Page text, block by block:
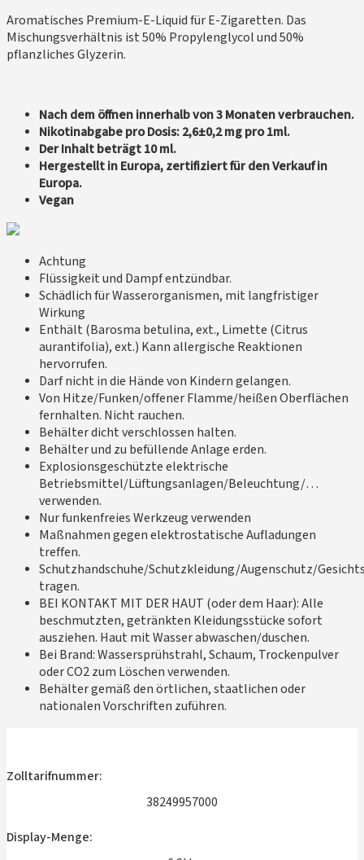
Aromatisches Premium-E-Liquid für E-Zigaretten. Das
Mischungsverhältnis ist 50% Propylenglycol und 50%
pflanzliches Glyzerin.
Nach dem öffnen innerhalb von 3 Monaten verbrauchen.
Nikotinabgabe pro Dosis: 2,6±0,2 mg pro 1ml.
Der Inhalt beträgt 10 ml.
Hergestellt in Europa, zertifiziert für den Verkauf in
Europa.
Vegan
Achtung
Flüssigkeit und Dampf entzündbar.
Schädlich für Wasserorganismen, mit langfristiger
Wirkung
Enthält (Barosma betulina, ext., Limette (Citrus
aurantifolia), ext.) Kann allergische Reaktionen
hervorrufen.
Darf nicht in die Hände von Kindern gelangen.
Von Hitze/Funken/offener Flamme/heißen Oberflächen
fernhalten. Nicht rauchen.
Behälter dicht verschlossen halten.
Behälter und zu befüllende Anlage erden.
Explosionsgeschützte elektrische
Betriebsmittel/Lüftungsanlagen/Beleuchtung/…
verwenden.
Nur funkenfreies Werkzeug verwenden
Maßnahmen gegen elektrostatische Aufladungen
treffen.
Schutzhandschuhe/Schutzkleidung/Augenschutz/
tragen.
BEI KONTAKT MIT DER HAUT (oder dem Haar): Alle
beschmutzten, getränkten Kleidungsstücke sofort
ausziehen. Haut mit Wasser abwaschen/duschen.
Bei Brand: Wassersprühstrahl, Schaum, Trockenpulver
oder CO2 zum Löschen verwenden.
Behälter gemäß den örtlichen, staatlichen oder
nationalen Vorschriften zuführen.
Zolltarifnummer:
38249957000
Display-Menge: